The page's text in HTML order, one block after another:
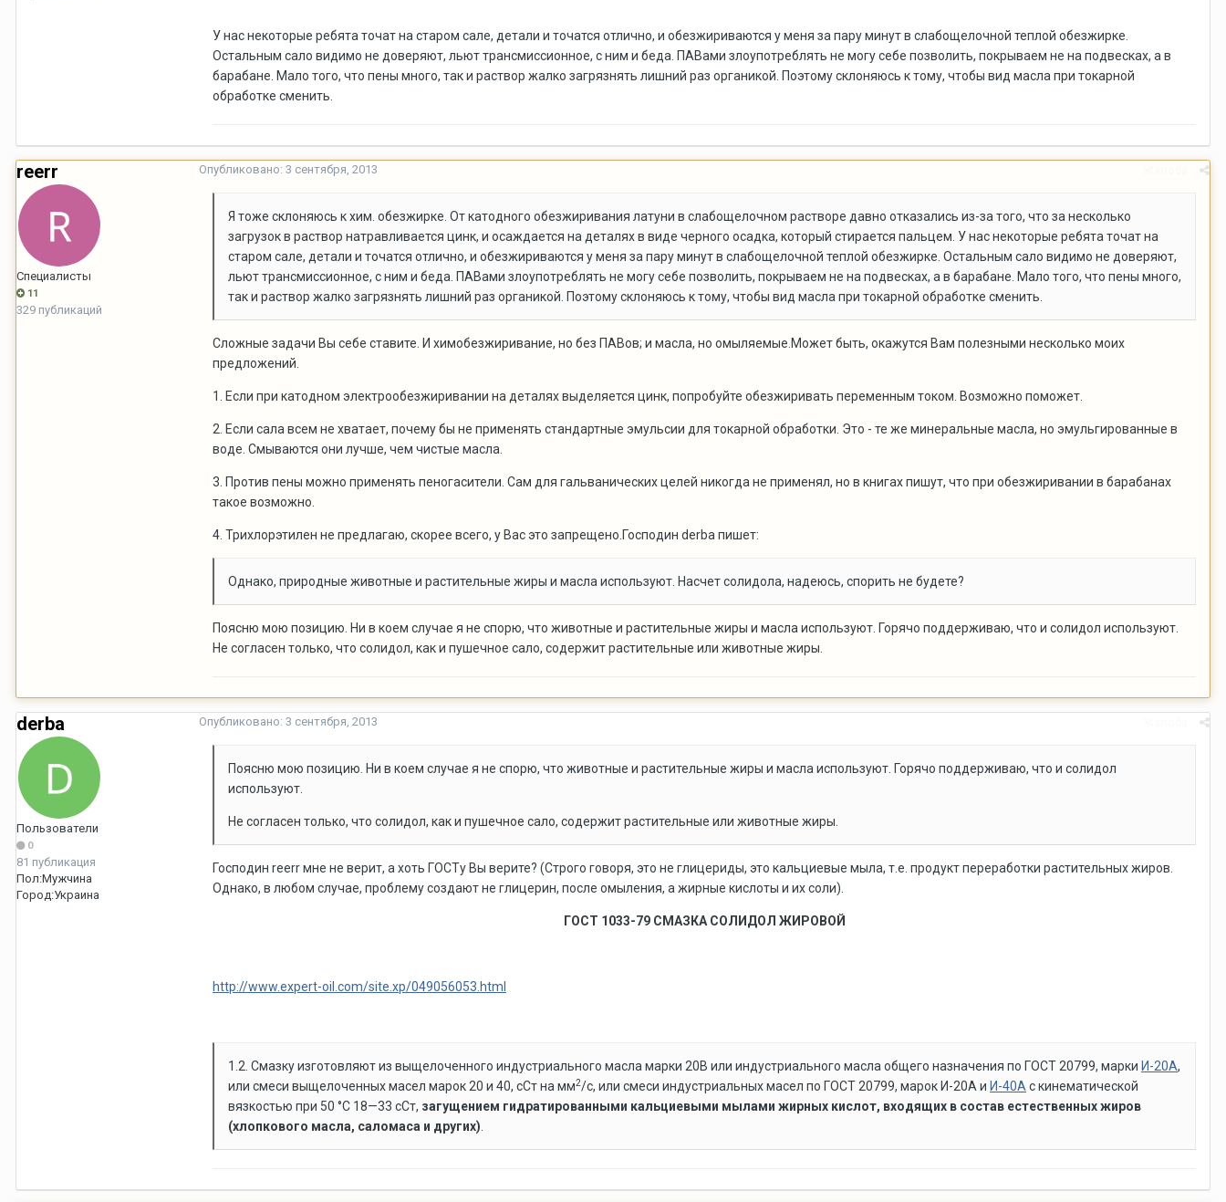
У нас некоторые ребята точат на старом сале, детали и точатся отлично, и обезжириваются у меня за пару минут в слабощелочной теплой обезжирке.
Остальным сало видимо не доверяют, льют трансмиссионное, с ним и беда. ПАВами злоупотреблять не могу себе позволить, покрываем не на подвесках, а в
барабане. Мало того, что пены много, так и раствор жалко загрязнять лишний раз органикой. Поэтому склоняюсь к тому, чтобы вид масла при токарной
обработке сменить.
reerr
Специалисты
11
329 публикаций
Опубликовано: 3 сентября, 2013
Я тоже склоняюсь к хим. обезжирке. От катодного обезжиривания латуни в слабощелочном растворе давно отказались из-за того, что за несколько
загрузок в раствор натравливается цинк, и осаждается на деталях в виде черного осадка, который стирается пальцем. У нас некоторые ребята точат на
старом сале, детали и точатся отлично, и обезжириваются у меня за пару минут в слабощелочной теплой обезжирке. Остальным сало видимо не доверяют,
льют трансмиссионное, с ним и беда. ПАВами злоупотреблять не могу себе позволить, покрываем не на подвесках, а в барабане. Мало того, что пены много,
так и раствор жалко загрязнять лишний раз органикой. Поэтому склоняюсь к тому, чтобы вид масла при токарной обработке сменить.
Сложные задачи Вы себе ставите. И химобезжиривание, но без ПАВов; и масла, но омыляемые.Может быть, окажутся Вам полезными несколько моих
предложений.
1. Если при катодном электрообезжиривании на деталях выделяется цинк, попробуйте обезжиривать переменным током. Возможно поможет.
2. Если сала всем не хватает, почему бы не применять стандартные эмульсии для токарной обработки. Это - те же минеральные масла, но эмульгированные в
воде. Смываются они лучше, чем чистые масла.
3. Против пены можно применять пеногасители. Сам для гальванических целей никогда не применял, но в книгах пишут, что при обезжиривании в барабанах
такое возможно.
4. Трихлорэтилен не предлагаю, скорее всего, у Вас это запрещено.Господин derba пишет:
Однако, природные животные и растительные жиры и масла используют. Насчет солидола, надеюсь, спорить не будете?
Поясню мою позицию. Ни в коем случае я не спорю, что животные и растительные жиры и масла используют. Горячо поддерживаю, что и солидол используют.
Не согласен только, что солидол, как и пушечное сало, содержит растительные или животные жиры.
derba
Пользователи
0
81 публикация
Пол:Мужчина
Город:Украина
Опубликовано: 3 сентября, 2013
Поясню мою позицию. Ни в коем случае я не спорю, что животные и растительные жиры и масла используют. Горячо поддерживаю, что и солидол
используют.
Не согласен только, что солидол, как и пушечное сало, содержит растительные или животные жиры.
Господин reerr мне не верит, а хоть ГОСТу Вы верите? (Строго говоря, это не глицериды, это кальциевые мыла, т.е. продукт переработки растительных жиров.
Однако, в любом случае, проблему создают не глицерин, после омыления, а жирные кислоты и их соли).
ГОСТ 1033-79 СМАЗКА СОЛИДОЛ ЖИРОВОЙ
http://www.expert-oil.com/site.xp/049056053.html
1.2. Смазку изготовляют из выщелоченного индустриального масла марки 20В или индустриального масла общего назначения по ГОСТ 20799, марки И-20А,
или смеси выщелоченных масел марок 20 и 40, сСт на мм2/с, или смеси индустриальных масел по ГОСТ 20799, марок И-20А и И-40А с кинематической
вязкостью при 50 °С 18—33 сСт, загущением гидратированными кальциевыми мылами жирных кислот, входящих в состав естественных жиров
(хлопкового масла, саломаса и других)